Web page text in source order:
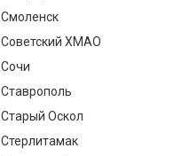
Смоленск
Советский ХМАО
Сочи
Ставрополь
Старый Оскол
Стерлитамак